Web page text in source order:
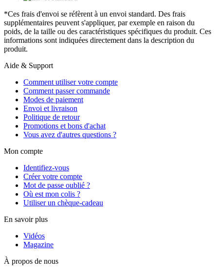
*Ces frais d'envoi se réfèrent à un envoi standard. Des frais
supplémentaires peuvent s'appliquer, par exemple en raison du
poids, de la taille ou des caractéristiques spécifiques du produit. Ces
informations sont indiquées directement dans la description du
produit.
Aide & Support
Comment utiliser votre compte
Comment passer commande
Modes de paiement
Envoi et livraison
Politique de retour
Promotions et bons d'achat
Vous avez d'autres questions ?
Mon compte
Identifiez-vous
Créer votre compte
Mot de passe oublié ?
Où est mon colis ?
Utiliser un chèque-cadeau
En savoir plus
Vidéos
Magazine
À propos de nous